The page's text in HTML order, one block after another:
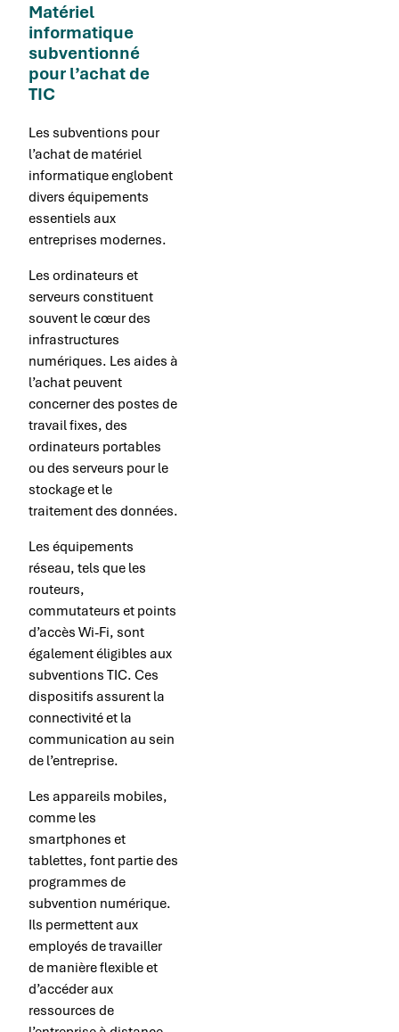
Matériel
informatique
subventionné
pour l’achat de
TIC
Les subventions pour
l’achat de matériel
informatique englobent
divers équipements
essentiels aux
entreprises modernes.
Les ordinateurs et
serveurs constituent
souvent le cœur des
infrastructures
numériques. Les aides à
l’achat peuvent
concerner des postes de
travail fixes, des
ordinateurs portables
ou des serveurs pour le
stockage et le
traitement des données.
Les équipements
réseau, tels que les
routeurs,
commutateurs et points
d’accès Wi-Fi, sont
également éligibles aux
subventions TIC. Ces
dispositifs assurent la
connectivité et la
communication au sein
de l’entreprise.
Les appareils mobiles,
comme les
smartphones et
tablettes, font partie des
programmes de
subvention numérique.
Ils permettent aux
employés de travailler
de manière flexible et
d’accéder aux
ressources de